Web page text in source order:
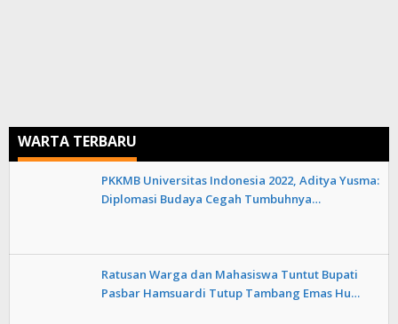
WARTA TERBARU
PKKMB Universitas Indonesia 2022, Aditya Yusma:
Diplomasi Budaya Cegah Tumbuhnya…
Ratusan Warga dan Mahasiswa Tuntut Bupati
Pasbar Hamsuardi Tutup Tambang Emas Hu…